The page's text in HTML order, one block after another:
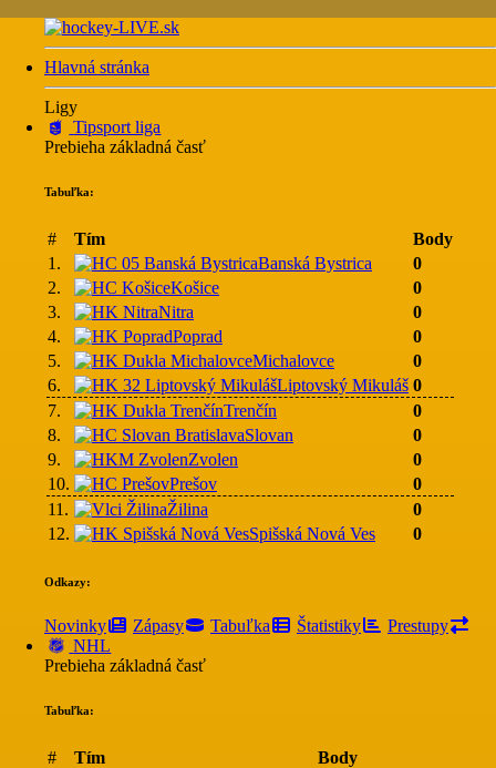
Hlavná stránka
Ligy
Tipsport liga
Prebieha základná časť
Tabuľka:
# Tím
Body
1.
Banská Bystrica
0
2.
Košice
0
3.
Nitra
0
4.
Poprad
0
5.
Michalovce
0
6.
Liptovský Mikuláš 0
7.
Trenčín
0
8.
Slovan
0
9.
Zvolen
0
10.
Prešov
0
11.
Žilina
0
12.
Spišská Nová Ves 0
Odkazy:
Novinky Zápasy Tabuľka Štatistiky
Prestupy
NHL
Prebieha základná časť
Tabuľka:
# Tím
Body